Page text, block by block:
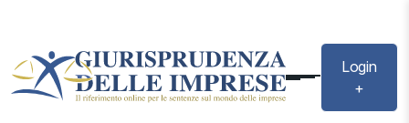
Login
+